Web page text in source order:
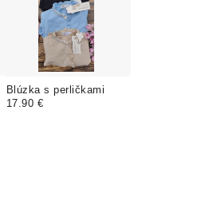
Blúzka s perličkami
17.90 €